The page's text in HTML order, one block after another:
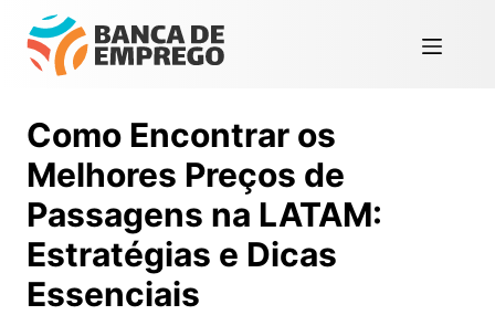
Como Encontrar os
Melhores Preços de
Passagens na LATAM:
Estratégias e Dicas
Essenciais